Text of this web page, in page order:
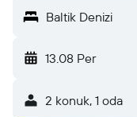
Baltik Denizi
13.08 Per
2 konuk, 1 oda